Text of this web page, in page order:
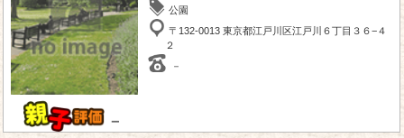
－
公園
〒132-0013 東京都江戸川区江戸川６丁目３６−４
２
－